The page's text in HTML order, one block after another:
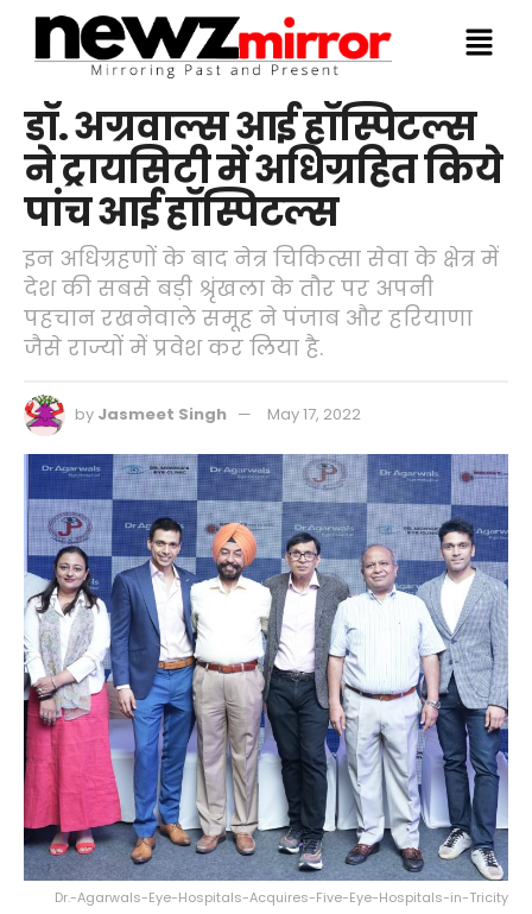
डॉ. अग्रवाल्स आई हॉस्पिटल्स
ने ट्रायसिटी में अधिग्रहित किये
पांच आई हॉस्पिटल्स
इन अधिग्रहणों के बाद नेत्र चिकित्सा सेवा के क्षेत्र में
देश की सबसे बड़ी श्रृंखला के तौर पर‌ अपनी
पहचान रखनेवाले समूह ने पंजाब और हरियाणा
जैसे राज्यों में प्रवेश कर लिया है.
by Jasmeet Singh May 17, 2022
Dr.-Agarwals-Eye-Hospitals-Acquires-Five-Eye-Hospitals-in-Tricity